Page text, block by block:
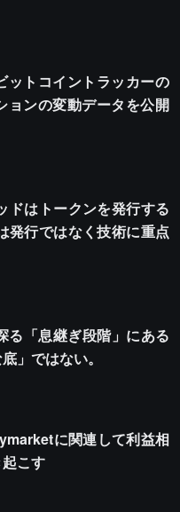
ットコイントラッカーの
ョンの変動データを公開
ドはトークンを発行する
発行ではなく技術に重点
る「息継ぎ段階」にある
」ではない。
に関連して利益相
こす